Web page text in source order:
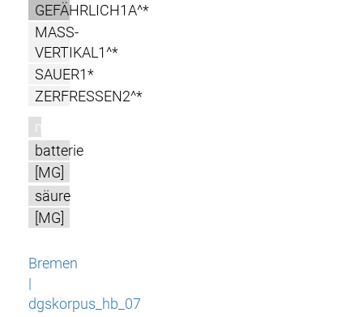
GEFÄHRLICH1A^*
MASS-
VERTIKAL1^*
SAUER1*
ZERFRESSEN2^*
m
batterie
[MG]
säure
[MG]
Bremen
|
dgskorpus_hb_07